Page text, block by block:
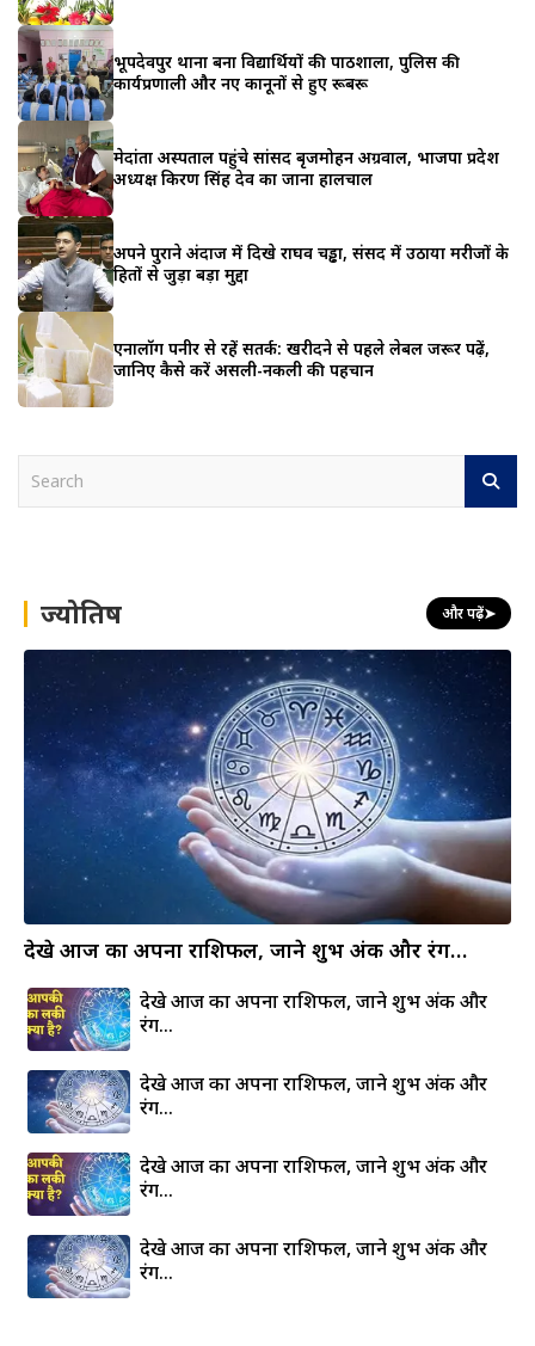
भूपदेवपुर थाना बना विद्यार्थियों की पाठशाला, पुलिस की
कार्यप्रणाली और नए कानूनों से हुए रूबरू
मेदांता अस्पताल पहुंचे सांसद बृजमोहन अग्रवाल, भाजपा प्रदेश
अध्यक्ष किरण सिंह देव का जाना हालचाल
अपने पुराने अंदाज में दिखे राघव चड्ढा, संसद में उठाया मरीजों के
हितों से जुड़ा बड़ा मुद्दा
एनालॉग पनीर से रहें सतर्क: खरीदने से पहले लेबल जरूर पढ़ें,
जानिए कैसे करें असली-नकली की पहचान
h ज्योतिष और पढ़ें➤
देखे आज का अपना राशिफल, जाने शुभ अंक और रंग…
देखे आज का अपना राशिफल, जाने शुभ अंक और
रंग…
देखे आज का अपना राशिफल, जाने शुभ अंक और
रंग…
देखे आज का अपना राशिफल, जाने शुभ अंक और
रंग…
देखे आज का अपना राशिफल, जाने शुभ अंक और
रंग…